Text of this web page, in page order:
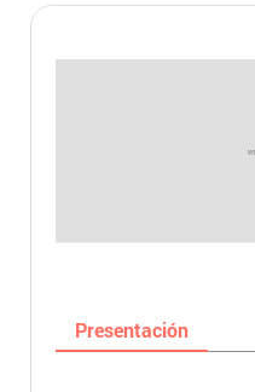
Presentación